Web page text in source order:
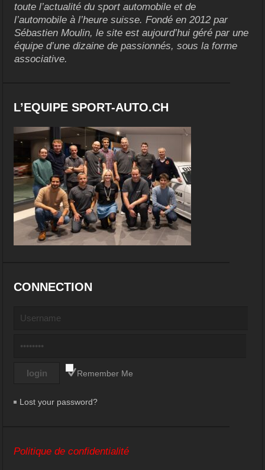
toute l’actualité du sport automobile et de
l’automobile à l’heure suisse. Fondé en 2012 par
Sébastien Moulin, le site est aujourd’hui géré par une
équipe d’une dizaine de passionnés, sous la forme
associative.
L’EQUIPE SPORT-AUTO.CH
CONNECTION
Remember Me
Lost your password?
Politique de confidentialité